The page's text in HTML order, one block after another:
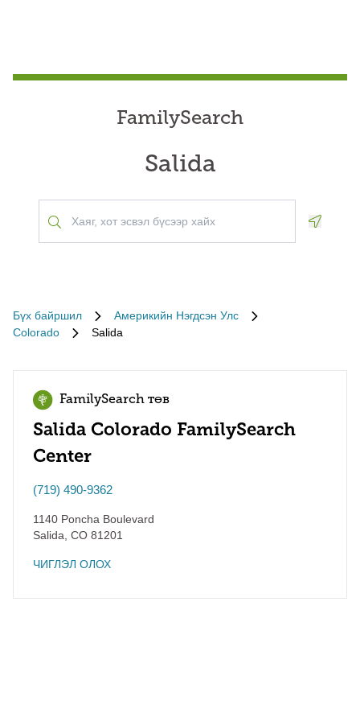
FamilySearch
Salida
Бүх байршил
Америкийн Нэгдсэн Улс
Colorado
Salida
FamilySearch төв
Salida Colorado FamilySearch
Center
(719) 490-9362
1140 Poncha Boulevard
Salida CO 81201
ЧИГЛЭЛ ОЛОХ